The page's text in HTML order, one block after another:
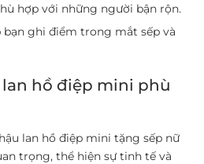
hợp với những người bận rộn.
bạn ghi điểm trong mắt sếp và
hồ điệp mini phù
lan hồ điệp mini tặng sếp nữ
trọng, thể hiện sự tinh tế và